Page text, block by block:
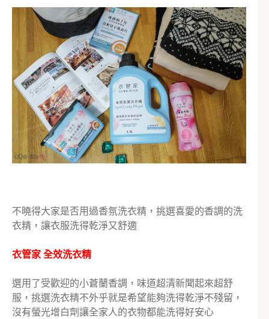
不曉得大家是否用過香氛洗衣精，挑選喜愛的香調的洗
衣精，讓衣服洗得乾淨又舒適
衣管家 全效洗衣精
選用了受歡迎的小蒼蘭香調，味道超清新聞起來超舒
服，挑選洗衣精不外乎就是希望能夠洗得乾淨不殘留，
沒有螢光增白劑讓全家人的衣物都能洗得好安心